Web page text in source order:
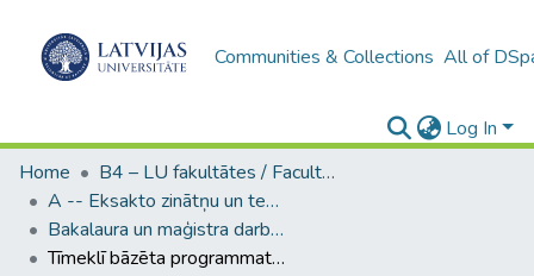
Communities & Collections All of
Log In
Home
B4 – LU fakultātes / Faculties of the UL
A -- Eksakto zinātņu un tehnoloģiju fakultāte / Faculty of Science and Technology
Bakalaura un maģistra darbi (EZTF) / Bachelor's and Master's theses
Tīmeklī bāzēta programmatūras pārvaldības sistēma